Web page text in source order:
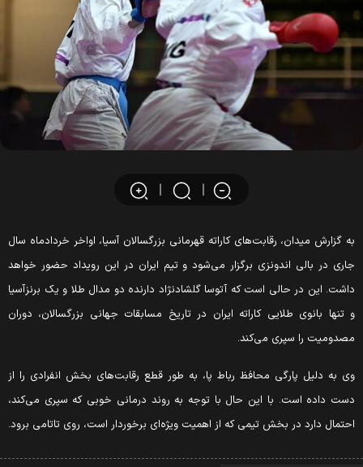
گزارش میدان، رقابت‌های کاراته قهرمانی بزرگسالان آسیا، اواخر خردادماه سال
در بالی اندونزی برگزار می‌شود و تیم ایران در این رویداد حضور خواهد
این در حالی است که آتوسا گلشادنژاد دارنده دو مدال طلا و یک برنزآسیا
تنها بانوی طلایی کاراته ایران در تاریخ مسابقات جهانی بزرگسالان، دوران
را سپری می‌کند.
به دلیل پارگی محافظ رباط پا، به طور قطع رقابت‌های بخش انفرادی را از
داده است. با این حال با توجه به روند درمانی خوبی که سپری می‌کند،
دارد در بخش تیمی که از اهمیت ویژه‌ای برخوردار است، روی تاتامی برود.